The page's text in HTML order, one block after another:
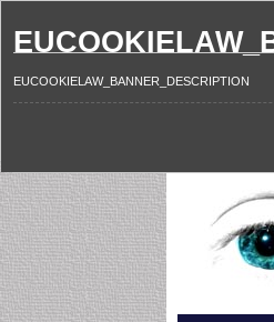
EUCOOKIELAW_BANNER_DESCRIPTION